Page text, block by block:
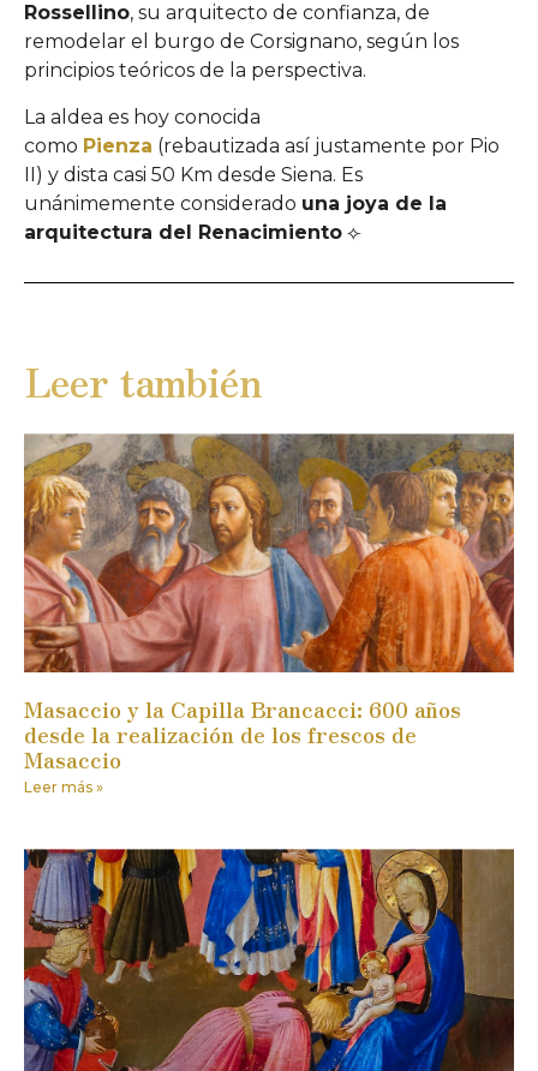
Rossellino, su arquitecto de confianza, de
remodelar el burgo de Corsignano, según los
principios teóricos de la perspectiva.
La aldea es hoy conocida
como Pienza (rebautizada así justamente por Pio
II) y dista casi 50 Km desde Siena. Es
unánimemente considerado una joya de la
arquitectura del Renacimiento ⟣
Leer también
Masaccio y la Capilla Brancacci: 600 años
desde la realización de los frescos de
Masaccio
Leer más »